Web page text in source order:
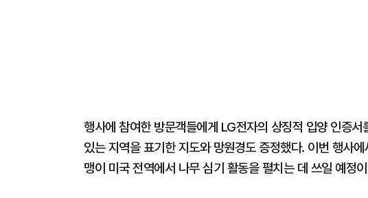
행사에 참여한 방문객들에게 LG전자의 상징적 입양 인증
있는 지역을 표기한 지도와 망원경도 증정했다. 이번 행사
맹이 미국 전역에서 나무 심기 활동을 펼치는 데 쓰일 예정